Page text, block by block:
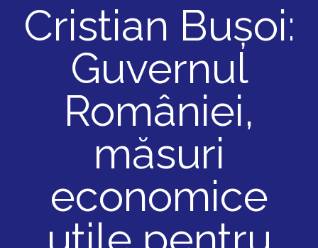
Cristian Bușoi:
Guvernul
României,
măsuri
economice